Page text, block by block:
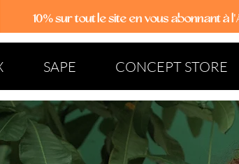
10% sur tout le site en vous abonnant à
SAPE CONCEPT STORE